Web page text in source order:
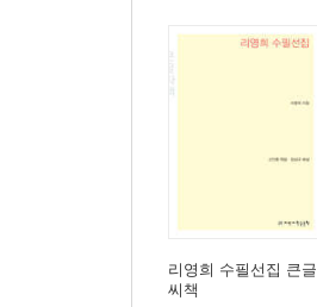
리영희 수필선집 큰글
씨책